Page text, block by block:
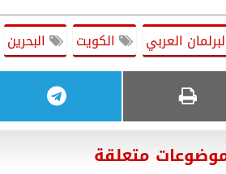
العربي الكويت البحرين
متعلقة